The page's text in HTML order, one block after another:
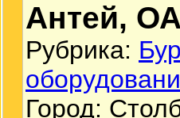
Антей,
Рубрика:
Город: